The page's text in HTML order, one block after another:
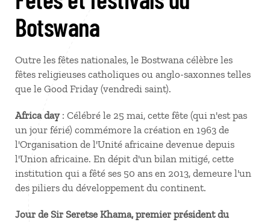
Botswana
Outre les fêtes nationales, le Bostwana célèbre les
fêtes religieuses catholiques ou anglo-saxonnes telles
que le Good Friday (vendredi saint).
Africa day: Célébré le 25 mai, cette fête (qui n'est pas
un jour férié) commémore la création en 1963 de
l'Organisation de l'Unité africaine devenue depuis
l'Union africaine. En dépit d'un bilan mitigé, cette
institution qui a fêté ses 50 ans en 2013, demeure l'un
des piliers du développement du continent.
Jour de Sir Seretse Khama, premier président du